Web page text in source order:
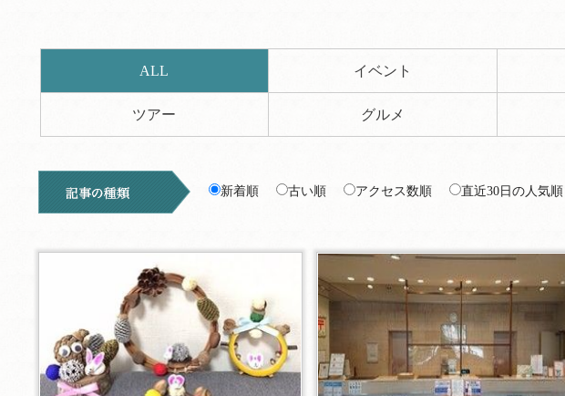
ALL イベント
ツアー グルメ
新着順 古い順 アクセス数順 直近30日の人気順